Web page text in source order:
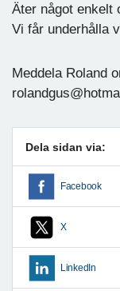
Äter något enkelt
Vi får underhålla
Meddela Roland
Dela sidan via:
Facebook
X
LinkedIn